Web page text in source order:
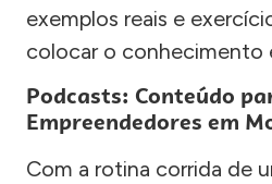
exemplos reais e
colocar o conhecimento
Podcasts: Conteúdo
Empreendedores em
Com a rotina corrida de